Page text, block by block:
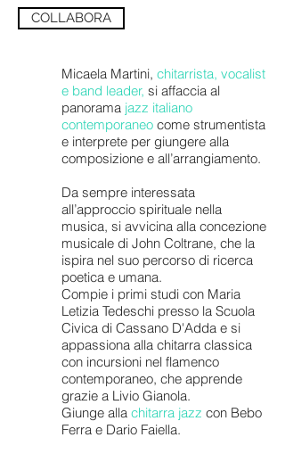
Micaela Martini, chitarrista, vocalist
e band leader, si affaccia al
panorama jazz italiano
contemporaneo come strumentista
e interprete per giungere alla
composizione e all’arrangiamento.
Da sempre interessata
all’approccio spirituale nella
musica, si avvicina alla concezione
musicale di John Coltrane, che la
ispira nel suo percorso di ricerca
poetica e umana.
Compie i primi studi con Maria
Letizia Tedeschi presso la Scuola
Civica di Cassano D'Adda e si
appassiona alla chitarra classica
con incursioni nel flamenco
contemporaneo, che apprende
grazie a Livio Gianola.
Giunge alla chitarra jazz con Bebo
Ferra e Dario Faiella.
COLLABORA